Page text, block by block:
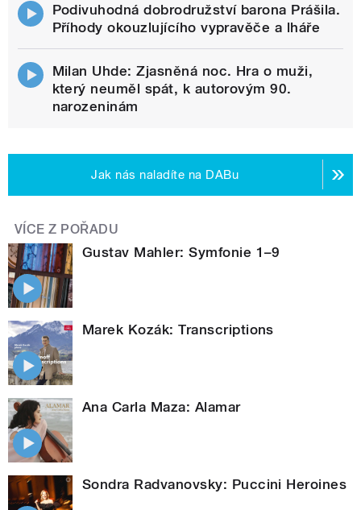
Podivuhodná dobrodružství barona Prášila.
Příhody okouzlujícího vypravěče a lháře
Milan Uhde: Zjasněná noc. Hra o muži,
který neuměl spát, k autorovým 90.
narozeninám
Jak nás naladíte na DABu
VÍCE Z POŘADU
Gustav Mahler: Symfonie 1–9
Marek Kozák: Transcriptions
Ana Carla Maza: Alamar
Sondra Radvanovsky: Puccini Heroines